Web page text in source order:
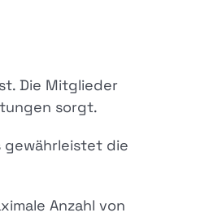
Die Mitglieder
sorgt.
gewährleistet die
Anzahl von